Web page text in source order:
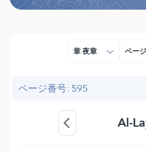
章 夜章 ページ
ページ番号: 595
Al-